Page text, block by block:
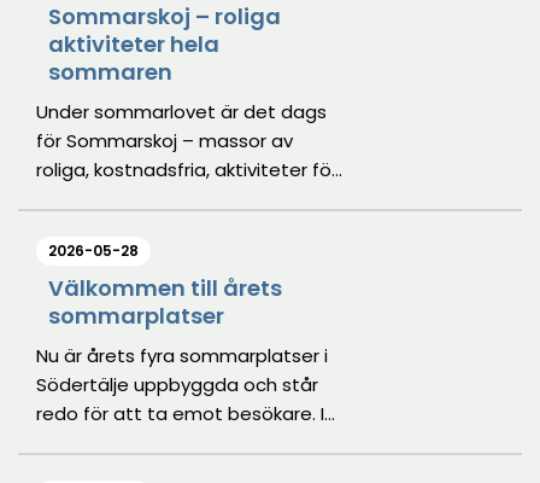
att begå brott.
Sommarskoj – roliga
aktiviteter hela
sommaren
Under sommarlovet är det dags
för Sommarskoj – massor av
roliga, kostnadsfria, aktiviteter för
2026-05-28
Välkommen till årets
sommarplatser
Nu är årets fyra sommarplatser i
Södertälje uppbyggda och står
redo för att ta emot besökare. I